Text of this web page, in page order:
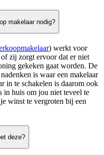
makelaar nodig?
) werkt voor
zij zorgt ervoor dat er niet
gekeken gaat worden. De
is waar een makelaar
in te schakelen is daarom ook
in huis om jou niet teveel te
winst te vergroten bij een
deze?